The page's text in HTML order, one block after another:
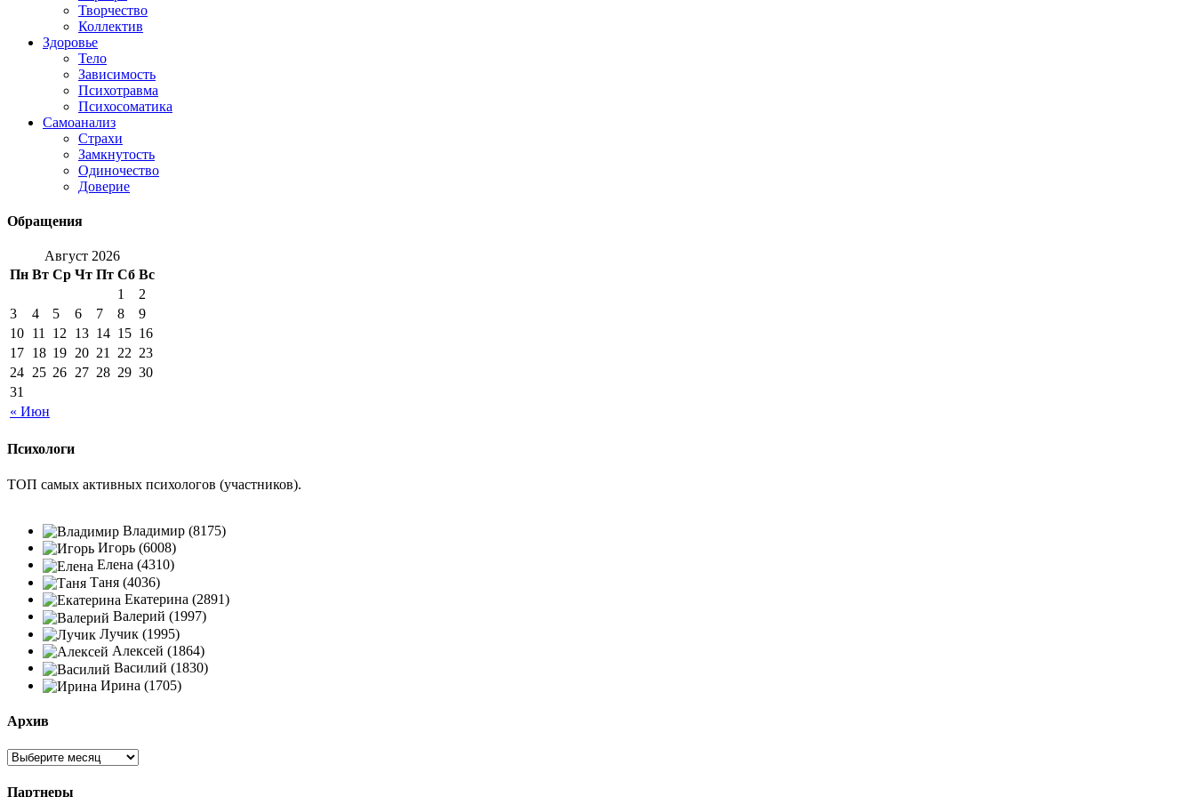
Творчество
Коллектив
Здоровье
Тело
Зависимость
Психотравма
Психосоматика
Самоанализ
Страхи
Замкнутость
Одиночество
Доверие
Обращения
Август 2026
Пн Вт Ср Чт Пт Сб Вс
« Июн
1
2
3
4 5 6 7 8
9
10 11 12 13 14 15 16
17 18 19 20 21 22 23
24 25 26 27 28 29 30
31
Психологи
ТОП самых активных психологов (участников).
Владимир (8175)
Игорь (6008)
Елена (4310)
Таня (4036)
Екатерина (2891)
Валерий (1997)
Лучик (1995)
Алексей (1864)
Василий (1830)
Ирина (1705)
Архив
Партнеры